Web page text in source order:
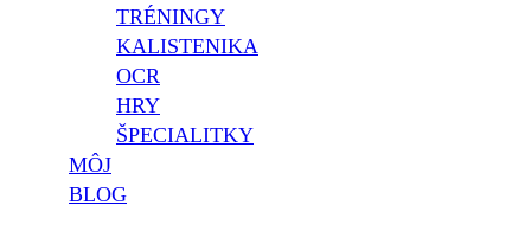
TRÉNINGY
KALISTENIKA
OCR
HRY
ŠPECIALITKY
MÔJ
BLOG